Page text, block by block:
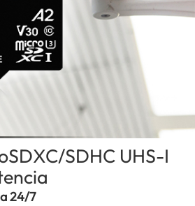
SDHC UHS-I
24/7